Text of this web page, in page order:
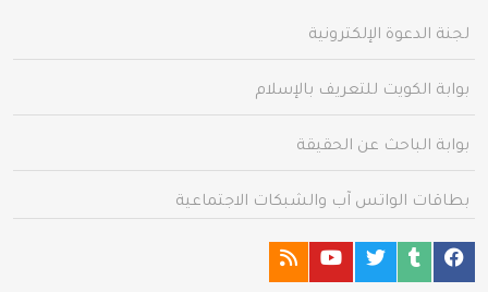
لجنة الدعوة الإلكترونية
بوابة الكويت للتعريف بالإسلام
بوابة الباحث عن الحقيقة
بطاقات الواتس آب والشبكات الاجتماعية